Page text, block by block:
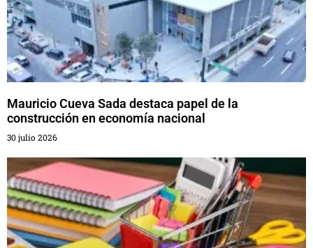
Mauricio Cueva Sada destaca papel de la
construcción en economía nacional
30 julio 2026